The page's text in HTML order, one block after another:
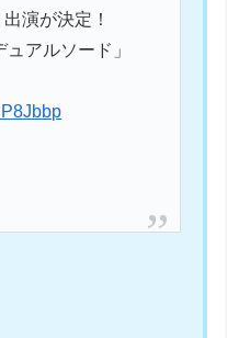
演が決定！
アルソード」